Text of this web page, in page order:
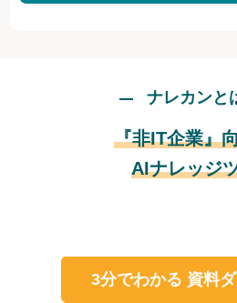
ナレカンと
『非IT企業』
AIナレッジ
3分でわかる 資料